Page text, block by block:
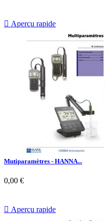
 Aperçu rapide
Mutiparamètres - HANNA...
0,00 €
 Aperçu rapide